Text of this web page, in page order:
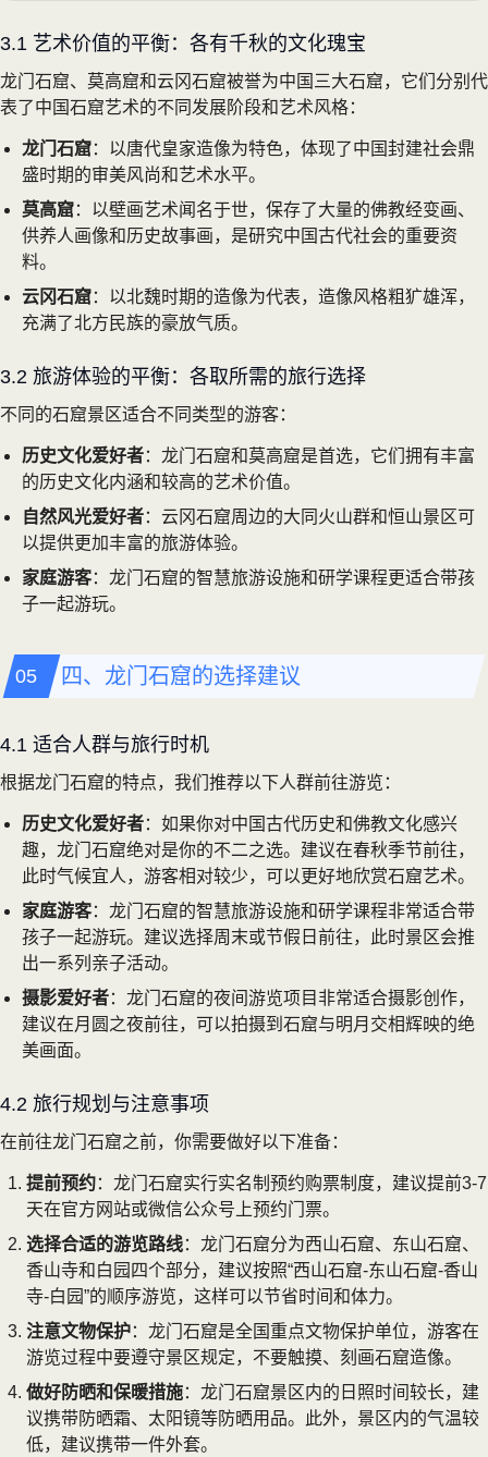
3.1 艺术价值的平衡：各有千秋的文化瑰宝
龙门石窟、莫高窟和云冈石窟被誉为中国三大石窟，它们分别代
表了中国石窟艺术的不同发展阶段和艺术风格：
龙门石窟：以唐代皇家造像为特色，体现了中国封建社会鼎
盛时期的审美风尚和艺术水平。
莫高窟：以壁画艺术闻名于世，保存了大量的佛教经变画、
供养人画像和历史故事画，是研究中国古代社会的重要资
料。
云冈石窟：以北魏时期的造像为代表，造像风格粗犷雄浑，
充满了北方民族的豪放气质。
3.2 旅游体验的平衡：各取所需的旅行选择
不同的石窟景区适合不同类型的游客：
历史文化爱好者：龙门石窟和莫高窟是首选，它们拥有丰富
的历史文化内涵和较高的艺术价值。
自然风光爱好者：云冈石窟周边的大同火山群和恒山景区可
以提供更加丰富的旅游体验。
家庭游客：龙门石窟的智慧旅游设施和研学课程更适合带孩
子一起游玩。
四、龙门石窟的选择建议
4.1 适合人群与旅行时机
根据龙门石窟的特点，我们推荐以下人群前往游览：
历史文化爱好者：如果你对中国古代历史和佛教文化感兴
趣，龙门石窟绝对是你的不二之选。建议在春秋季节前往，
此时气候宜人，游客相对较少，可以更好地欣赏石窟艺术。
家庭游客：龙门石窟的智慧旅游设施和研学课程非常适合带
孩子一起游玩。建议选择周末或节假日前往，此时景区会推
出一系列亲子活动。
摄影爱好者：龙门石窟的夜间游览项目非常适合摄影创作，
建议在月圆之夜前往，可以拍摄到石窟与明月交相辉映的绝
美画面。
4.2 旅行规划与注意事项
在前往龙门石窟之前，你需要做好以下准备：
提前预约：龙门石窟实行实名制预约购票制度，建议提前3-7
天在官方网站或微信公众号上预约门票。
选择合适的游览路线：龙门石窟分为西山石窟、东山石窟、
香山寺和白园四个部分，建议按照“西山石窟-东山石窟-香山
寺-白园”的顺序游览，这样可以节省时间和体力。
注意文物保护：龙门石窟是全国重点文物保护单位，游客在
游览过程中要遵守景区规定，不要触摸、刻画石窟造像。
做好防晒和保暖措施：龙门石窟景区内的日照时间较长，建
议携带防晒霜、太阳镜等防晒用品。此外，景区内的气温较
低，建议携带一件外套。